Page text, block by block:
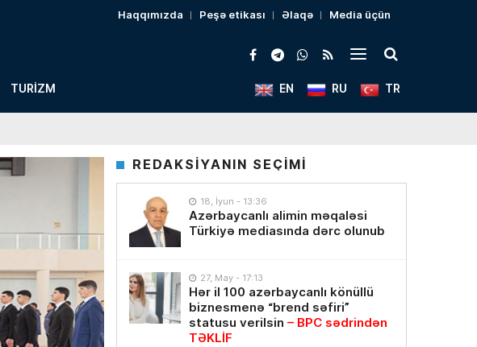
Haqqımızda Peşə etikası Əlaqə Media üçün
TURIZM TR
RU
EN
REDAKSİYANIN SEÇİMİ
18, İyun - 13:36
Azərbaycanlı alimin məqaləsi
Türkiyə mediasında dərc olunub
27, May - 17:13
Hər il 100 azərbaycanlı könüllü
biznesmenə “brend səfiri”
statusu verilsin – BPC sədrindən
TƏKLİF